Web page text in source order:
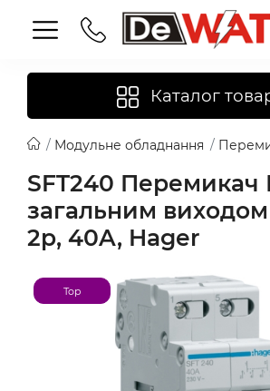
Каталог
Модульне обладнання
SFT240 Перемикач
загальним виходом
2p, 40A, Hager
Top